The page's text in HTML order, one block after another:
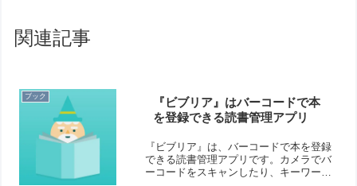
関連記事
ブック
『ビブリア』はバーコードで本
を登録できる読書管理アプリ
『ビブリア』は、バーコードで本を登録
できる読書管理アプリです。カメラでバ
ーコードをスキャンしたり、キーワード